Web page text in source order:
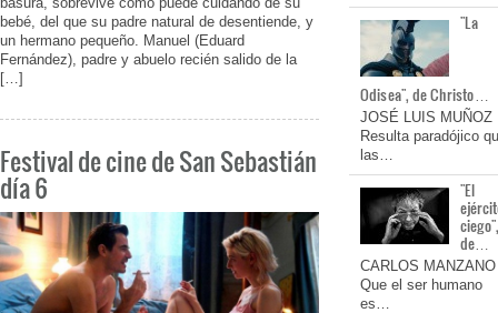
bebé, del que su padre natural de desentiende, y
un hermano pequeño. Manuel (Eduard
Fernández), padre y abuelo recién salido de la
[…]
Festival de cine de San Sebastián
día 6
"La
Odisea", de Christo…
JOSÉ LUIS MUÑOZ
Resulta paradójico
las…
"El
de…
CARLOS MANZANO
Que el ser humano
es…